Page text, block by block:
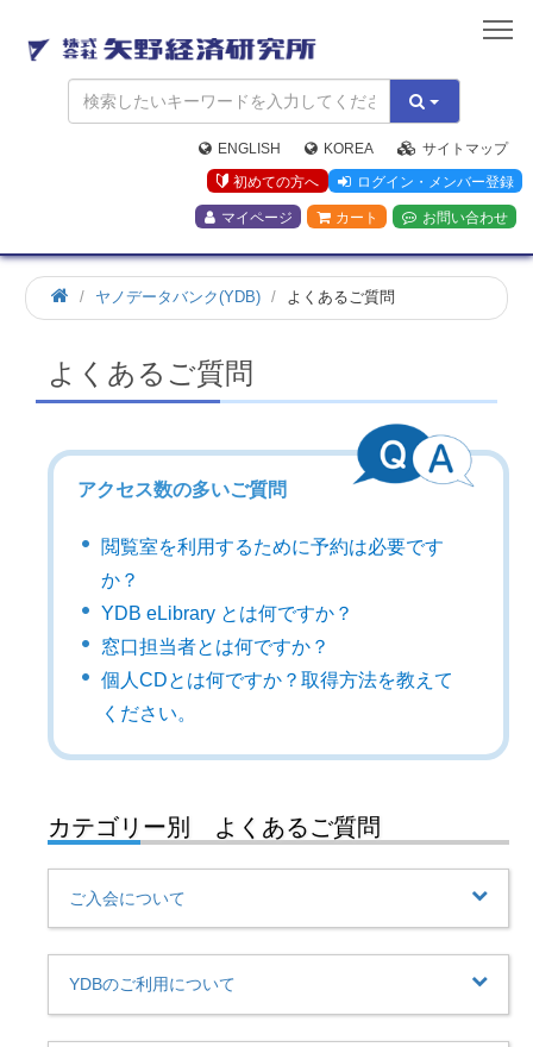
矢
野
経
済
研
究
所
ENGLISH KOREA
サイトマップ
初めての方へ
ログイン・メンバー登録
マイページ カート お問い合わせ
ヤノデータバンク(YDB) よくあるご質問
よくあるご質問
アクセス数の多いご質問
閲覧室を利用するために予約は必要です
か？
YDB eLibrary とは何ですか？
窓口担当者とは何ですか？
個人CDとは何ですか？取得方法を教えて
ください。
カテゴリー別 よくあるご質問
ご入会について
YDBのご利用について